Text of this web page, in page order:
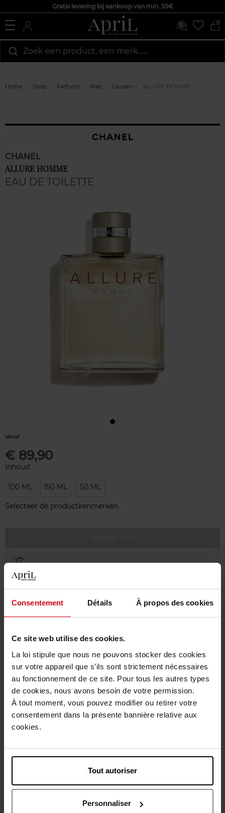
Consentement Détails À propos des cookies
Ce site web utilise des cookies.
La loi stipule que nous ne pouvons stocker des cookies
sur votre appareil que s’ils sont strictement nécessaires
au fonctionnement de ce site. Pour tous les autres types
de cookies, nous avons besoin de votre permission.
À tout moment, vous pouvez modifier ou retirer votre
consentement dans la présente bannière relative aux
cookies.
Tout autoriser
Personnaliser
Gratis levering bij aankoop van min. 55€
0
Zoek een product, een merk…...
Home Shop Parfums Man Geuren ALLURE HOMME
CHANEL
ALLURE HOMME
EAU DE TOILETTE
Vanaf
€ 89,90
Inhoud
100 ML 150 ML 50 ML
Selecteer de productkenmerken.
Gratis retour in je winkelpunt
Gratis verpakking
Beschrijving
Gebruiksadvies
Karakteristieken
Nog iets vergeten ?